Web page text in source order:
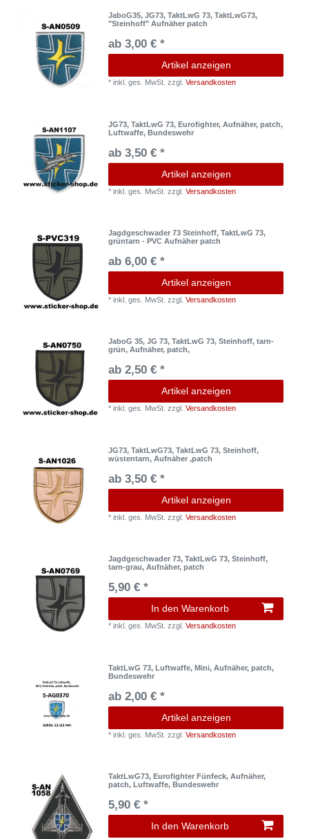
JaboG35, JG73, TaktLwG 73, TaktLwG73,
"Steinhoff" Aufnäher patch
ab 3,00 € *
Artikel anzeigen
*inkl. ges. MwSt. zzgl.Versandkosten
JG73, TaktLwG 73, Eurofighter, Aufnäher, patch,
Luftwaffe, Bundeswehr
ab 3,50 € *
Artikel anzeigen
*inkl. ges. MwSt. zzgl.Versandkosten
Jagdgeschwader 73 Steinhoff, TaktLwG 73,
grüntarn - PVC Aufnäher patch
ab 6,00 € *
Artikel anzeigen
*inkl. ges. MwSt. zzgl.Versandkosten
JaboG 35, JG 73, TaktLwG 73, Steinhoff, tarn-
grün, Aufnäher, patch,
ab 2,50 € *
Artikel anzeigen
*inkl. ges. MwSt. zzgl.Versandkosten
JG73, TaktLwG73, TaktLwG 73, Steinhoff,
wüstentarn, Aufnäher ,patch
ab 3,50 € *
Artikel anzeigen
*inkl. ges. MwSt. zzgl.Versandkosten
Jagdgeschwader 73, TaktLwG 73, Steinhoff,
tarn-grau, Aufnäher, patch
5,90 € *
In den Warenkorb
*inkl. ges. MwSt. zzgl.Versandkosten
TaktLwG 73, Luftwaffe, Mini, Aufnäher, patch,
Bundeswehr
ab 2,00 € *
Artikel anzeigen
*inkl. ges. MwSt. zzgl.Versandkosten
TaktLwG73, Eurofighter Fünfeck, Aufnäher,
patch, Luftwaffe, Bundeswehr
5,90 € *
In den Warenkorb